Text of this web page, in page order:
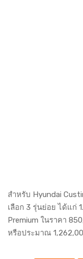
สำหรับ Hyundai
เลือก 3 รุ่นย่อย ได้แก่
Premium ในราคา
หรือประมาณ